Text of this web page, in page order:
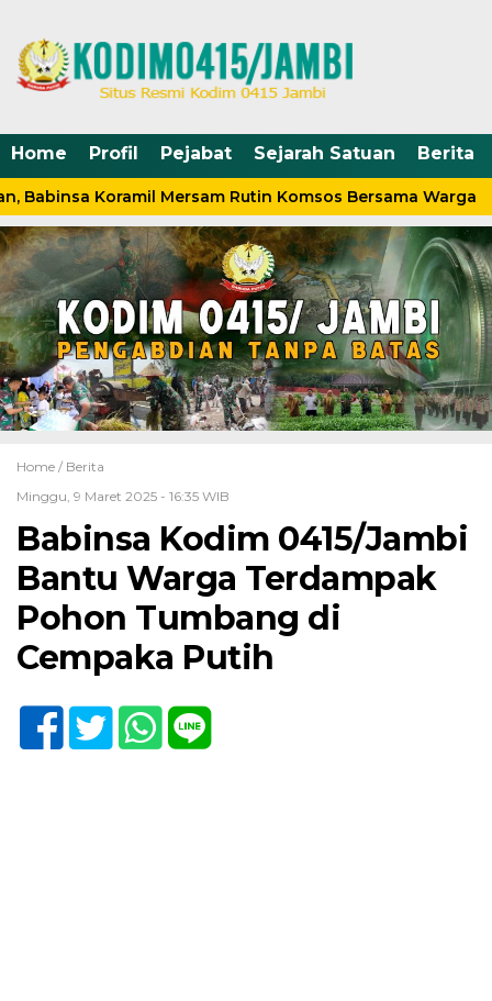
Home Profil Pejabat Sejarah Satuan Berita
Babinsa Koramil Mersam Rutin Komsos Bersama Warga
Home / Berita
Minggu, 9 Maret 2025 - 16:35 WIB
Babinsa Kodim 0415/Jambi
Bantu Warga Terdampak
Pohon Tumbang di
Cempaka Putih